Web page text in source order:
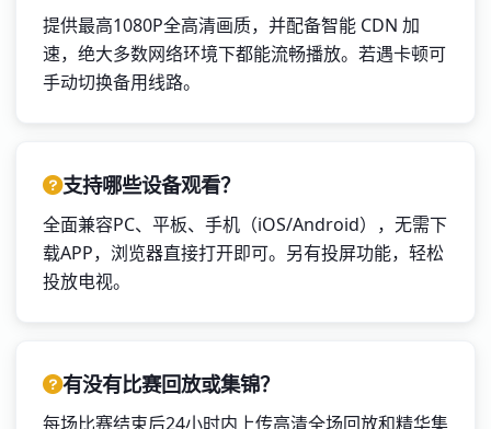
提供最高1080P全高清画质，并配备智能 CDN 加
速，绝大多数网络环境下都能流畅播放。若遇卡顿可
手动切换备用线路。
支持哪些设备观看？
全面兼容PC、平板、手机（iOS/Android），无需下
载APP，浏览器直接打开即可。另有投屏功能，轻松
投放电视。
有没有比赛回放或集锦？
每场比赛结束后24小时内上传高清全场回放和精华集